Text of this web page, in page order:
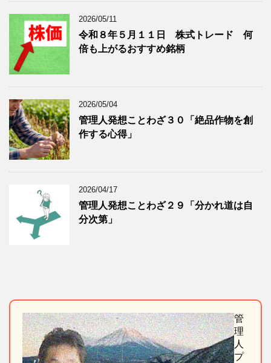
示
2026/05/11
令和８年５月１１日 株式トレード 何
倍も上がるおすすめ銘柄
2026/05/04
管理人発想ことわざ３０「絶品作物を創
作する心得」
2026/04/17
管理人発想ことわざ２９「分かれ道は自
分次第」
管
理
人
プ